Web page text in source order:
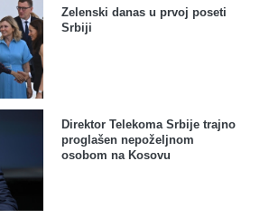
Zelenski danas u prvoj poseti
Srbiji
Direktor Telekoma Srbije trajno
proglašen nepoželjnom
osobom na Kosovu